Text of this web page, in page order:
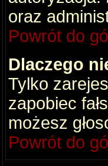
oraz
Powrót do
Dlaczego
Tylko
zapobiec
możesz
Powrót do